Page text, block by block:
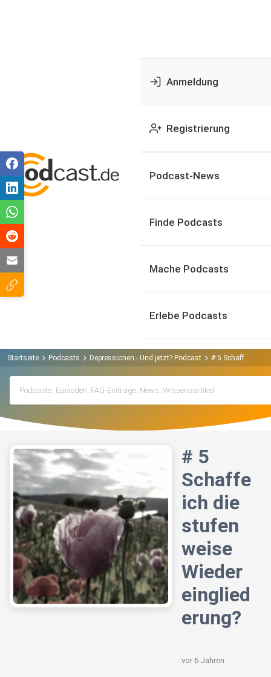
Anmeldung
Registrierung
Podcast-News
Finde Podcasts
Mache Podcasts
Erlebe Podcasts
Startseite Podcasts Depressionen - Und jetzt? Podcast # 5 Schaffe ich
# 5
Schaffe
ich die
stufen
weise
Wieder
einglied
erung?
vor 6 Jahren